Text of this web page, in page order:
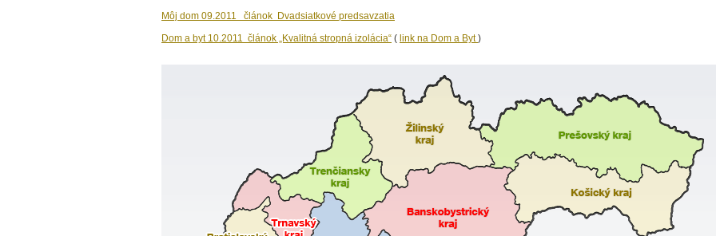
Môj dom 09.2011 článok Dvadsiatkové predsavzatia
Dom a byt 10.2011 článok „Kvalitná stropná izolácia“ ( link na Dom a Byt)